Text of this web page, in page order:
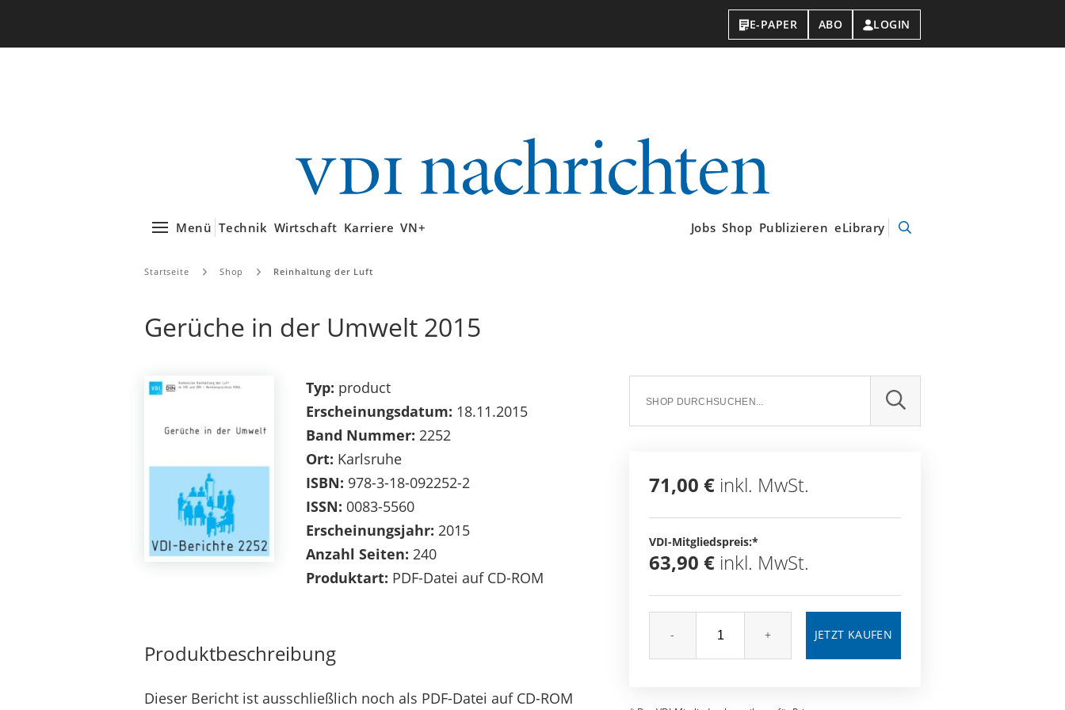
E-PAPER ABO LOGIN
Menü Technik Wirtschaft Karriere VN+ Jobs Shop Publizieren eLibrary
Startseite Shop Reinhaltung der Luft
Gerüche in der Umwelt 2015
Typ: product
Erscheinungsdatum: 18.11.2015
Band Nummer: 2252
Ort: Karlsruhe
ISBN: 978-3-18-092252-2
ISSN: 0083-5560
Erscheinungsjahr: 2015
Anzahl Seiten: 240
Produktart: PDF-Datei auf CD-ROM
Produktbeschreibung
Dieser Bericht ist ausschließlich noch als PDF-Datei auf CD-ROM
SUCHE
71,00 € inkl. MwSt.
VDI-Mitgliedspreis:*
63,90 € inkl. MwSt.
- +